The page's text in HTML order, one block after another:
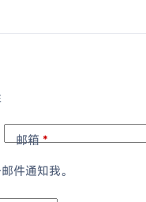
邮箱*
件通知我。